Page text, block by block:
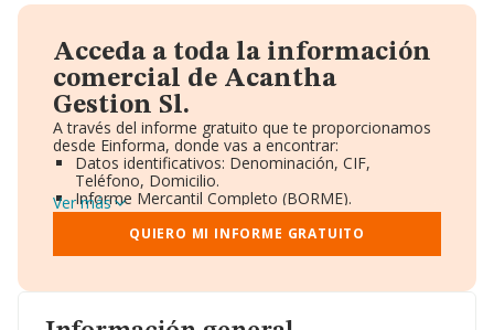
Acceda a toda la información
comercial de Acantha
Gestion Sl.
A través del informe gratuito que te proporcionamos
desde Einforma, donde vas a encontrar:
Datos identificativos: Denominación, CIF,
Teléfono, Domicilio.
Informe Mercantil Completo (BORME).
Gráficos de Evolución Ventas y Empleados.
Consejo de Administración y Administradores.
Directivos y Ejecutivos.
Información oficial y registral complementaria.
Ver más
QUIERO MI INFORME GRATUITO